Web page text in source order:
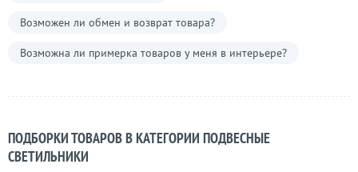
Возможен ли обмен и возврат товара?
Возможна ли примерка товаров у меня в интерьере?
ПОДБОРКИ ТОВАРОВ В КАТЕГОРИИ ПОДВЕСНЫЕ
СВЕТИЛЬНИКИ